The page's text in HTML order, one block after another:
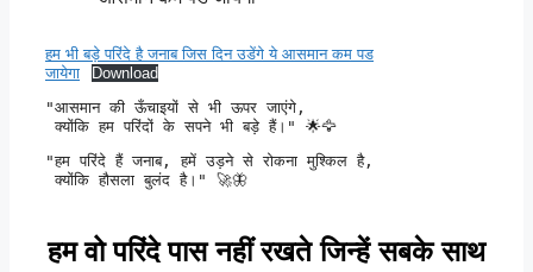
हम भी बड़े परिंदे है जनाब जिस दिन उडेंगे ये आसमान कम पड
जायेगा
Download
"आसमान की ऊँचाइयों से भी ऊपर जाएंगे,
क्योंकि हम परिंदों के सपने भी बड़े हैं।" 🌟🦅
"हम परिंदे हैं जनाब, हमें उड़ने से रोकना मुश्किल है,
क्योंकि हौसला बुलंद है।" 🚀🦋
हम वो परिंदे पास नहीं रखते जिन्हें सबके साथ